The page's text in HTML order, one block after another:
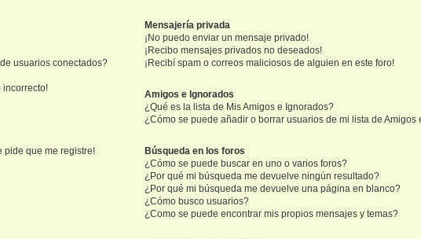
usuarios conectados?
incorrecto!
pide que me registre!
Mensajería privada
¡No puedo enviar un mensaje privado!
¡Recibo mensajes privados no deseados!
¡Recibí spam o correos maliciosos de alguien en este foro!
Amigos e Ignorados
¿Qué es la lista de Mis Amigos e Ignorados?
¿Cómo se puede añadir o borrar usuarios de mi lista de Amigos
Búsqueda en los foros
¿Cómo se puede buscar en uno o varios foros?
¿Por qué mi búsqueda me devuelve ningún resultado?
¿Por qué mi búsqueda me devuelve una página en blanco?
¿Cómo busco usuarios?
¿Como se puede encontrar mis propios mensajes y temas?